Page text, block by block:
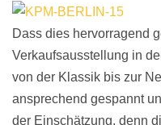
Dass dies hervorragend
Verkaufsausstellung in
von der Klassik bis zur
ansprechend gespannt
der Einschätzung, denn